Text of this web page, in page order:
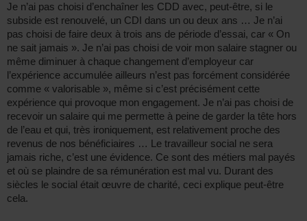
Je n’ai pas choisi d’enchaîner les CDD avec, peut-être, si le
subside est renouvelé, un CDI dans un ou deux ans … Je n’ai
pas choisi de faire deux à trois ans de période d’essai, car « On
ne sait jamais ». Je n’ai pas choisi de voir mon salaire stagner ou
même diminuer à chaque changement d’employeur car
l’expérience accumulée ailleurs n’est pas forcément considérée
comme « valorisable », même si c’est précisément cette
expérience qui provoque mon engagement. Je n’ai pas choisi de
recevoir un salaire qui me permette à peine de garder la tête hors
de l’eau et qui, très ironiquement, est relativement proche des
revenus de nos bénéficiaires … Le travailleur social ne sera
jamais riche, c’est une évidence. Ce sont des métiers mal payés
et où se plaindre de sa rémunération est mal vu. Durant des
siècles le social était œuvre de charité, ceci explique peut-être
cela.